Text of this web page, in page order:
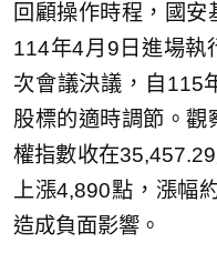
回顧操作時程，國安
114年4月9日進場執
次會議決議，自115
股標的適時調節。觀
權指數收在
上漲4,890點，漲幅
造成負面影響。